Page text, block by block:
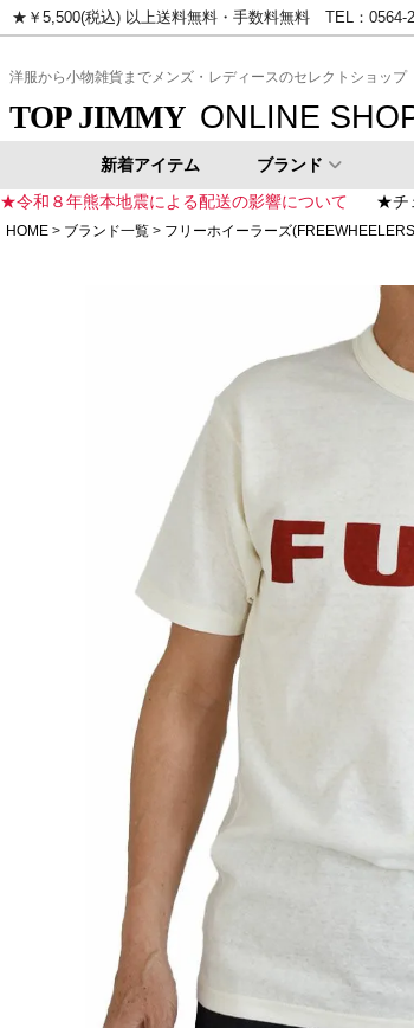
★￥5,500(税込) 以上送料無料・手数料無料 TEL：0564-
洋服から小物雑貨までメンズ・レディースのセレクトショップ
TOP JIMMY ONLINE
新着アイテム ブランド
ピンク
イエロー ゴ
★令和８年熊本地震による配送の影響について ★チ
HOME ブランド一覧 フリーホイーラーズ